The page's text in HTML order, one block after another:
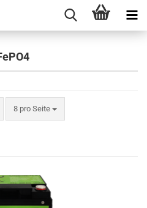
8 pro Seite
pro Seite